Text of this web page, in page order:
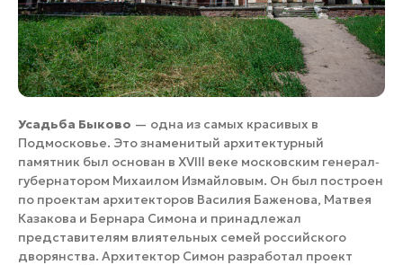
Усадьба Быково — одна из самых красивых в
Подмосковье. Это знаменитый архитектурный
памятник был основан в XVIII веке московским генерал‐
губернатором Михаилом Измайловым. Он был построен
по проектам архитекторов Василия Баженова, Матвея
Казакова и Бернара Симона и принадлежал
представителям влиятельных семей российского
дворянства. Архитектор Симон разработал проект